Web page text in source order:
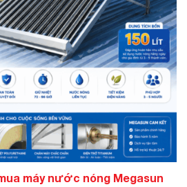
máy nước nóng Megasun